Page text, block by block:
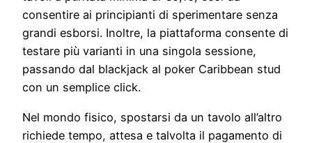
consentire ai principianti di sperimentare senza
grandi esborsi. Inoltre, la piattaforma consente di
testare più varianti in una singola sessione,
passando dal blackjack al poker Caribbean stud
con un semplice click.
Nel mondo fisico, spostarsi da un tavolo all’altro
richiede tempo, attesa e talvolta il pagamento di